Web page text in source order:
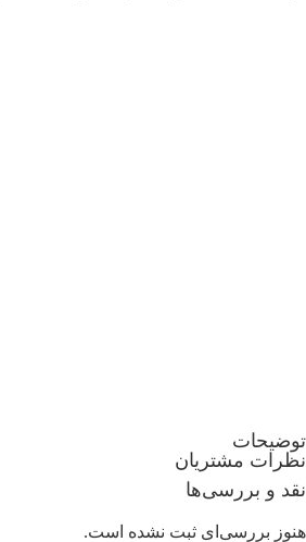
توضیحات
نظرات مشتریان
نقد و بررسی‌ها
هنوز بررسی‌ای ثبت نشده است.